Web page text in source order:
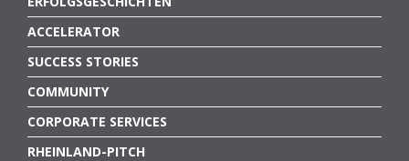
ACCELERATOR
SUCCESS STORIES
COMMUNITY
CORPORATE SERVICES
RHEINLAND-PITCH